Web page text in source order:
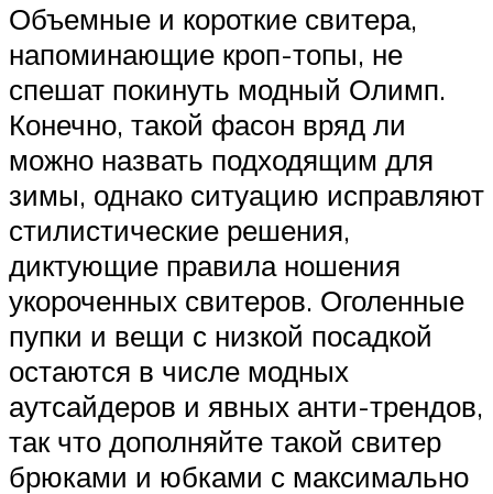
Объемные и короткие свитера,
напоминающие кроп-топы, не
спешат покинуть модный Олимп.
Конечно, такой фасон вряд ли
можно назвать подходящим для
зимы, однако ситуацию исправляют
стилистические решения,
диктующие правила ношения
укороченных свитеров. Оголенные
пупки и вещи с низкой посадкой
остаются в числе модных
аутсайдеров и явных анти-трендов,
так что дополняйте такой свитер
брюками и юбками с максимально